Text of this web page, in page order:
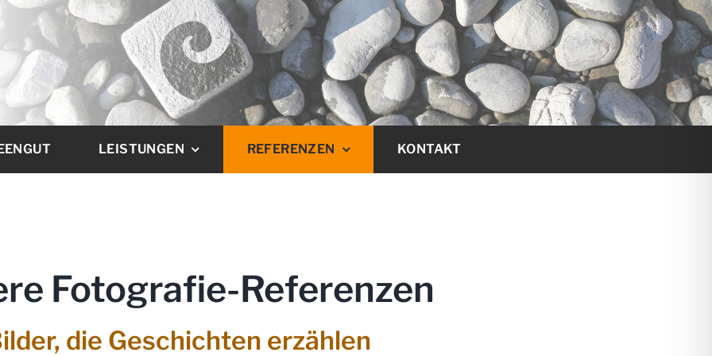
LEISTUNGEN REFERENZEN KONTAKT
Fotografie-Referenzen
die Geschichten erzählen